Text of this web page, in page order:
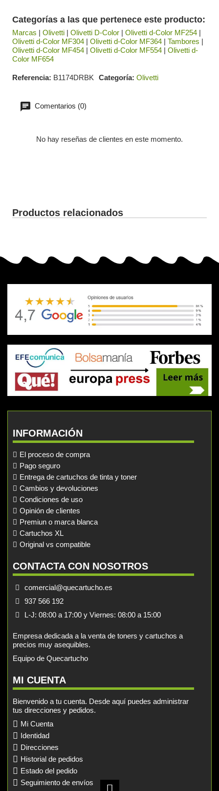
Categorías a las que pertenece este producto:
Marcas | Olivetti | Olivetti D-Color | Olivetti d-Color MF254 |
Olivetti d-Color MF304 | Olivetti d-Color MF364 | Tambores |
Olivetti d-Color MF454 | Olivetti d-Color MF554 | Olivetti d-
Color MF654
Referencia B1174DRBK Categoría Olivetti
Comentarios (0)
No hay reseñas de clientes en este momento.
Productos relacionados
INFORMACIÓN
El proceso de compra
Pago seguro
Entrega de cartuchos de tinta y toner
Cambios y devoluciones
Condiciones de uso
Opinión de clientes
Premiun o marca blanca
Cartuchos XL
Original vs compatible
CONTACTA CON NOSOTROS
comercial@quecartucho.es
937 566 192
L-J: 08:00 a 17:00 y Viernes: 08:00 a 15:00
Empresa dedicada a la venta de toners y cartuchos a
precios muy asequibles.
Equipo de Quecartucho
MI CUENTA
Bienvenido a tu cuenta. Desde aquí puedes administrar
tus direcciones y pedidos.
Mi Cuenta
Identidad
Direcciones
Historial de pedidos
Estado del pedido
Seguimiento de envíos